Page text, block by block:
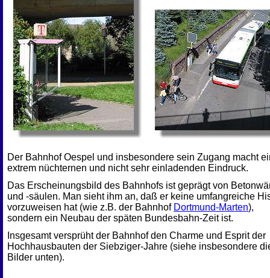
Der Bahnhof Oespel und insbesondere sein Zugang macht
extrem nüchternen und nicht sehr einladenden Eindruck.
Das Erscheinungsbild des Bahnhofs ist geprägt von
und -säulen. Man sieht ihm an, daß er keine umfangreiche
vorzuweisen hat (wie z.B. der Bahnhof Dortmund-Marten),
sondern ein Neubau der späten Bundesbahn-Zeit ist.
Insgesamt versprüht der Bahnhof den Charme und Esprit der
Hochhausbauten der Siebziger-Jahre (siehe insbesondere
Bilder unten).